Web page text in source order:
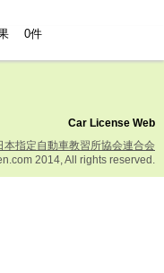
果 0件
Car License Web
本指定自動車教習所協会連合会
2014, All rights reserved.